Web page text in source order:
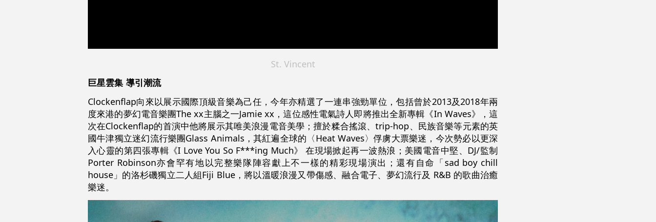
St. Vincent
巨星雲集 導引潮流
Clockenflap向來以展示國際頂級音樂為己任，今年亦精選了一連串強勁單位，包括曾於2013及2018年兩
度來港的夢幻電音樂團The xx主腦之一Jamie xx，這位感性電氣詩人即將推出全新專輯《In Waves》，這
次在Clockenflap的首演中他將展示其唯美浪漫電音美學；擅於糅合搖滾、trip-hop、民族音樂等元素的英
國牛津獨立迷幻流行樂團Glass Animals，其紅遍全球的〈Heat Waves〉俘虜大票樂迷，今次勢必以更深
入心靈的第四張專輯《I Love You So F***ing Much》 在現場掀起再一波熱浪；美國電音中堅、DJ/監制
Porter Robinson亦會罕有地以完整樂隊陣容獻上不一樣的精彩現場演出；還有自命「sad boy chill
house」的洛杉磯獨立二人組Fiji Blue，將以溫暖浪漫又帶傷感、融合電子、夢幻流行及 R&B 的歌曲治癒
樂迷。